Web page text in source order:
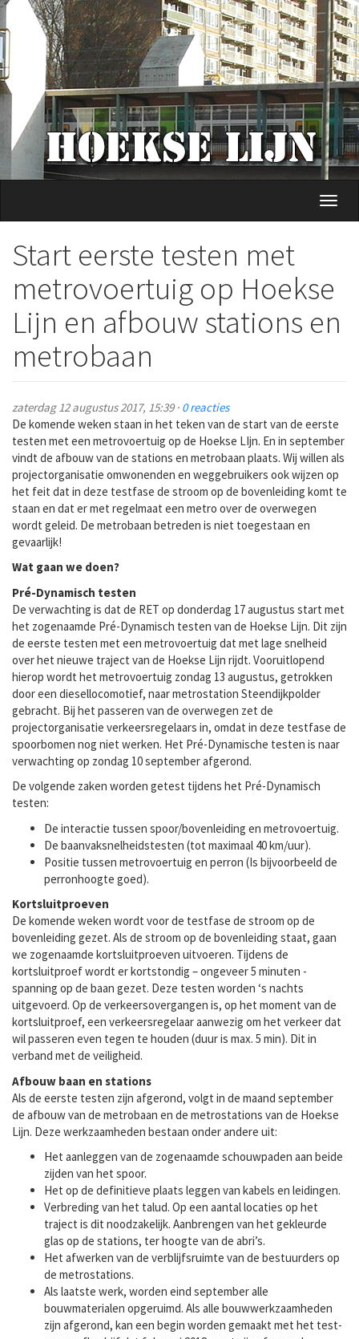
Overslaan
en
naar
de
inhoud
gaan
Start eerste testen met
metrovoertuig op Hoekse
Lijn en afbouw stations en
metrobaan
zaterdag 12 augustus 2017, 15:39 · 0 reacties
De komende weken staan in het teken van de start van de eerste
testen met een metrovoertuig op de Hoekse LIjn. En in september
vindt de afbouw van de stations en metrobaan plaats. Wij willen als
projectorganisatie omwonenden en weggebruikers ook wijzen op
het feit dat in deze testfase de stroom op de bovenleiding komt te
staan en dat er met regelmaat een metro over de overwegen
wordt geleid. De metrobaan betreden is niet toegestaan en
gevaarlijk!
Wat gaan we doen?
Pré-Dynamisch testen
De verwachting is dat de RET op donderdag 17 augustus start met
het zogenaamde Pré-Dynamisch testen van de Hoekse Lijn. Dit zijn
de eerste testen met een metrovoertuig dat met lage snelheid
over het nieuwe traject van de Hoekse Lijn rijdt. Vooruitlopend
hierop wordt het metrovoertuig zondag 13 augustus, getrokken
door een diesellocomotief, naar metrostation Steendijkpolder
gebracht. Bij het passeren van de overwegen zet de
projectorganisatie verkeersregelaars in, omdat in deze testfase de
spoorbomen nog niet werken. Het Pré-Dynamische testen is naar
verwachting op zondag 10 september afgerond.
De volgende zaken worden getest tijdens het Pré-Dynamisch
testen:
De interactie tussen spoor/bovenleiding en metrovoertuig.
De baanvaksnelheidstesten (tot maximaal 40 km/uur).
Positie tussen metrovoertuig en perron (Is bijvoorbeeld de
perronhoogte goed).
Kortsluitproeven
De komende weken wordt voor de testfase de stroom op de
bovenleiding gezet. Als de stroom op de bovenleiding staat, gaan
we zogenaamde kortsluitproeven uitvoeren. Tijdens de
kortsluitproef wordt er kortstondig – ongeveer 5 minuten -
spanning op de baan gezet. Deze testen worden ‘s nachts
uitgevoerd. Op de verkeersovergangen is, op het moment van de
kortsluitproef, een verkeersregelaar aanwezig om het verkeer dat
wil passeren even tegen te houden (duur is max. 5 min). Dit in
verband met de veiligheid.
Afbouw baan en stations
Als de eerste testen zijn afgerond, volgt in de maand september
de afbouw van de metrobaan en de metrostations van de Hoekse
Lijn. Deze werkzaamheden bestaan onder andere uit:
Het aanleggen van de zogenaamde schouwpaden aan beide
zijden van het spoor.
Het op de definitieve plaats leggen van kabels en leidingen.
Verbreding van het talud. Op een aantal locaties op het
traject is dit noodzakelijk. Aanbrengen van het gekleurde
glas op de stations, ter hoogte van de abri’s.
Het afwerken van de verblijfsruimte van de bestuurders op
de metrostations.
Als laatste werk, worden eind september alle
bouwmaterialen opgeruimd. Als alle bouwwerkzaamheden
zijn afgerond, kan een begin worden gemaakt met het test-